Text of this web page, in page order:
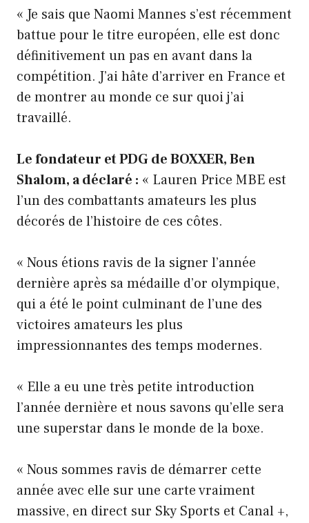
« Je sais que Naomi Mannes s’est récemment
battue pour le titre européen, elle est donc
définitivement un pas en avant dans la
compétition. J’ai hâte d’arriver en France et
de montrer au monde ce sur quoi j’ai
travaillé.
Le fondateur et PDG de BOXXER, Ben
Shalom, a déclaré : « Lauren Price MBE est
l’un des combattants amateurs les plus
décorés de l’histoire de ces côtes.
« Nous étions ravis de la signer l’année
dernière après sa médaille d’or olympique,
qui a été le point culminant de l’une des
victoires amateurs les plus
impressionnantes des temps modernes.
« Elle a eu une très petite introduction
l’année dernière et nous savons qu’elle sera
une superstar dans le monde de la boxe.
« Nous sommes ravis de démarrer cette
année avec elle sur une carte vraiment
massive, en direct sur Sky Sports et Canal +,